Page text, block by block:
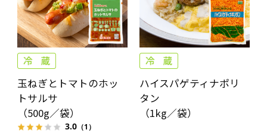
玉ねぎとトマトのホッ
トサルサ
（500g／袋）
3.0 （1）
ハイスパゲティナポリ
タン
（1kg／袋）